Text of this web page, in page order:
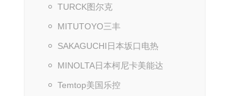
TURCK图尔克
MITUTOYO三丰
SAKAGUCHI日本坂口电热
MINOLTA日本柯尼卡美能达
Temtop美国乐控